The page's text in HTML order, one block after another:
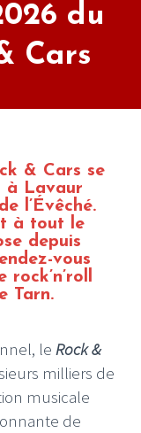
du
Cars
& Cars se
à Lavaur
l’Évêché.
à tout le
depuis
vous
Tarn.
le Rock &
milliers de
musicale
de